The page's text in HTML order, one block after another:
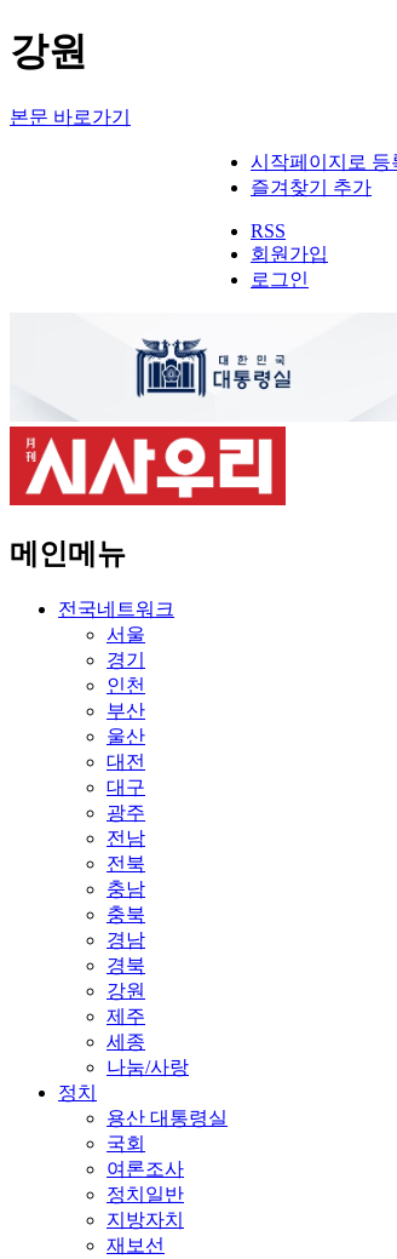
강원
본문 바로가기
시작페이지로 등
즐겨찾기 추가
RSS
회원가입
로그인
메인메뉴
전국네트워크
서울
경기
인천
부산
울산
대전
대구
광주
전남
전북
충남
충북
경남
경북
강원
제주
세종
나눔/사랑
정치
용산 대통령실
국회
여론조사
정치일반
지방자치
재보선